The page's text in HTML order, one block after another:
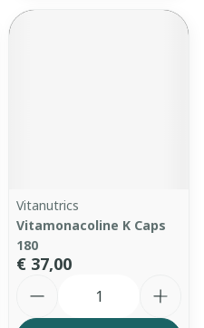
Vitanutrics
Vitamonacoline K Caps
180
€ 37,00